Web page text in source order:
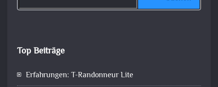
Top Beiträge
Erfahrungen: T-Randonneur Lite